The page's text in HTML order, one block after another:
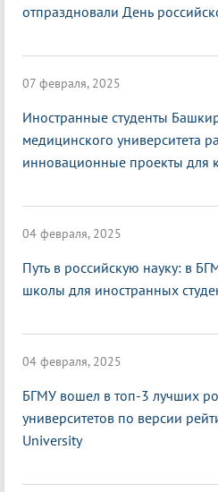
отпраздновали День
07 февраля, 2025
Иностранные студенты
медицинского университета
инновационные проекты для
04 февраля, 2025
Путь в российскую науку: в
школы для иностранных
04 февраля, 2025
БГМУ вошел в топ-3 лучших
университетов по версии
University